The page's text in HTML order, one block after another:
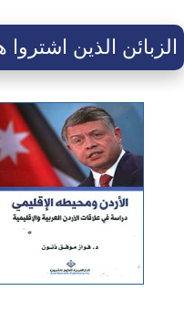
الزبائن الذين اشتروا